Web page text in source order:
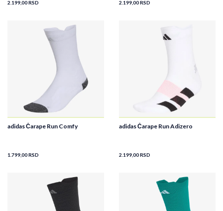
2.199,00RSD 2.199,00RSD
adidas Čarape Run Comfy
1.799,00RSD
adidas Čarape Run Adizero
2.199,00RSD